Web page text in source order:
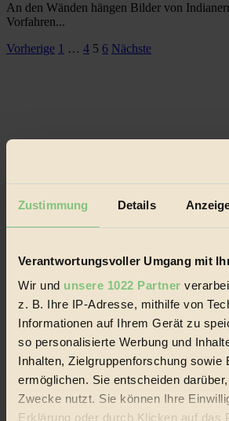
Zustimmung Details
Verantwortungsvoller Umgang mit
Wir und unsere 1022 Partner
z. B. Ihre IP-Adresse, mithilfe von
Informationen auf Ihrem Gerät zu
so personalisierte Werbung und
Inhalten, Zielgruppenforschung sowie
ermöglichen. Sie entscheiden
Zwecke nutzt. Sie können Ihre
Erklärung oder durch Klicken auf das
An den Wänden hängen Bilder von
Vorfahren...
Seitennummerierung
Vorherige 1 … 4 5 6 Nächste